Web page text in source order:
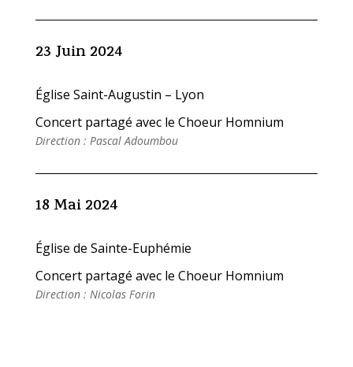
23 Juin 2024
Église Saint-Augustin – Lyon
Concert partagé avec le Choeur Homnium
Direction : Pascal Adoumbou
18 Mai 2024
Église de Sainte-Euphémie
Concert partagé avec le Choeur Homnium
Direction : Nicolas Forin